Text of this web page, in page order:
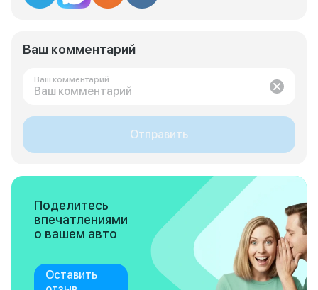
Ваш комментарий
Ваш комментарий
Отправить
Поделитесь
впечатлениями
о вашем авто
Оставить